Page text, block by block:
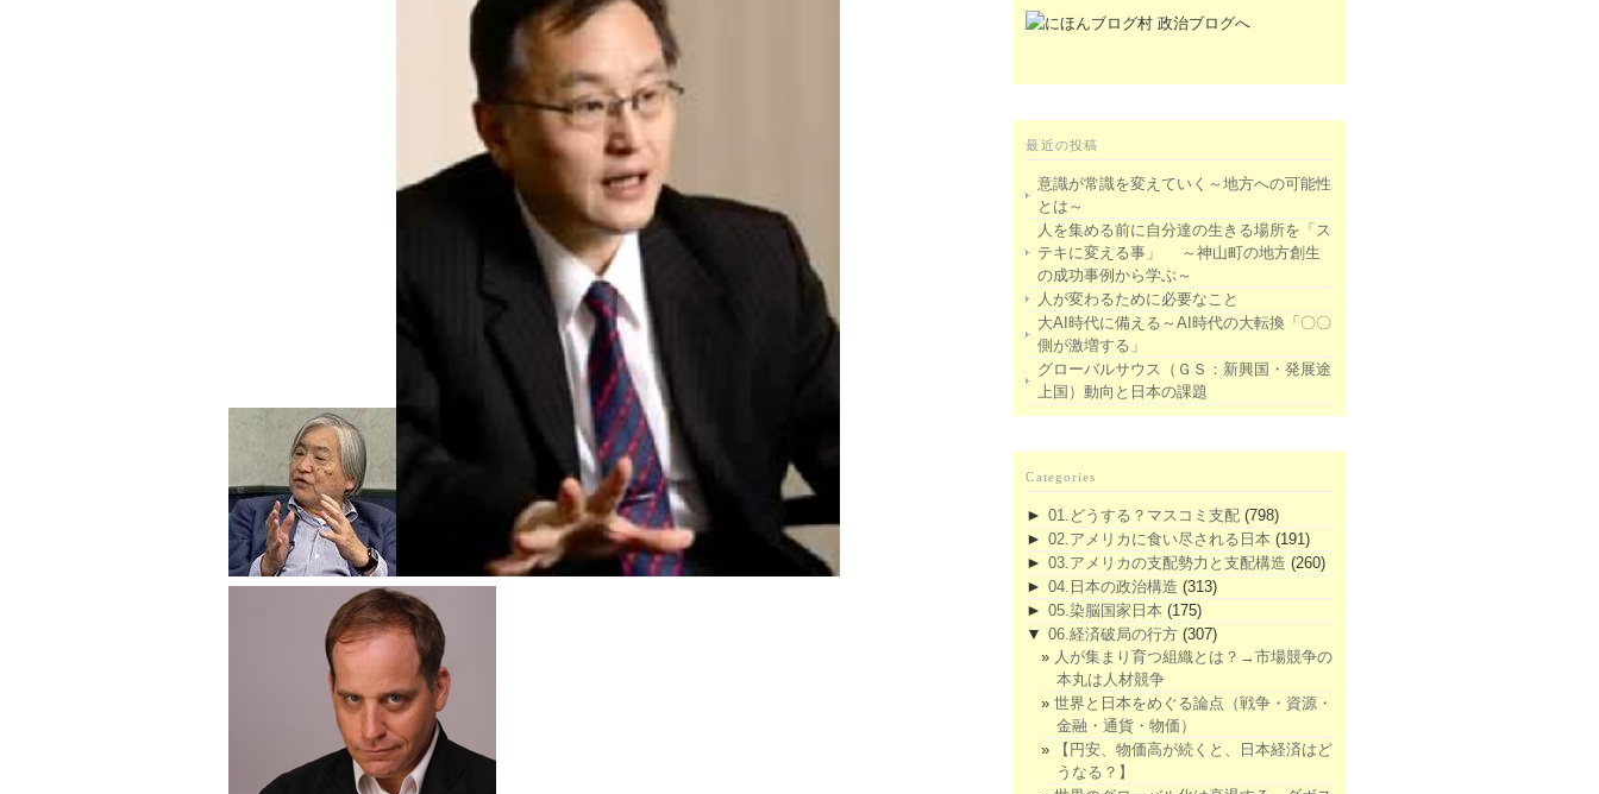
最近の投稿
意識が常識を変えていく～地方への可能性
とは～
人を集める前に自分達の生きる場所を「ス
テキに変える事」 ～神山町の地方創生
の成功事例から学ぶ～
人が変わるために必要なこと
大AI時代に備える～AI時代の大転換「〇〇
側が激増する」
グローバルサウス（ＧＳ：新興国・発展途
上国）動向と日本の課題
Categories
► 01.どうする？マスコミ支配 (798)
► 02.アメリカに食い尽される日本 (191)
► 03.アメリカの支配勢力と支配構造 (260)
► 04.日本の政治構造 (313)
► 05.染脳国家日本 (175)
▼ 06.経済破局の行方 (307)
人が集まり育つ組織とは？→市場競争の
本丸は人材競争
世界と日本をめぐる論点（戦争・資源・
金融・通貨・物価）
【円安、物価高が続くと、日本経済はど
うなる？】